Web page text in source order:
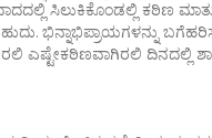
ಸಿಲುಕಿಕೊಂಡಲ್ಲಿ ಕಠಿಣ
ಭಿನ್ನಾಭಿಪ್ರಾಯಗಳನ್ನು
ಎಷ್ಟೇಕಠಿಣವಾಗಿರಲಿ ದಿನದಲ್ಲಿ